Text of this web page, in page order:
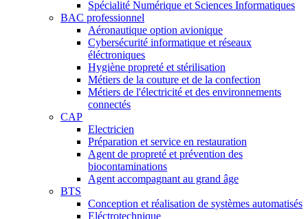
Spécialité Numérique et Sciences Informatiques
BAC professionnel
Aéronautique option avionique
Cybersécurité informatique et réseaux
éléctroniques
Hygiène propreté et stérilisation
Métiers de la couture et de la confection
Métiers de l'électricité et des environnements
connectés
CAP
Electricien
Préparation et service en restauration
Agent de propreté et prévention des
biocontaminations
Agent accompagnant au grand âge
BTS
Conception et réalisation de systèmes automatisés
Eléctrotechnique